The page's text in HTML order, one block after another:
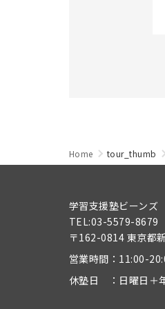
Home tour_thumb
学習支援塾ビーンズ
TEL:03-5579-8679
〒162-0814 東京都
営業時間：11:00-
休塾日 ：日曜日＋